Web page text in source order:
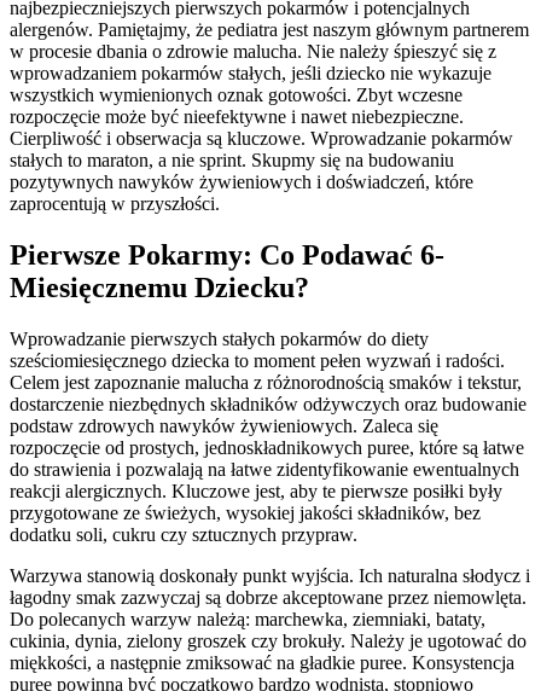
najbezpieczniejszych pierwszych pokarmów i potencjalnych
alergenów. Pamiętajmy, że pediatra jest naszym głównym partnerem
w procesie dbania o zdrowie malucha. Nie należy śpieszyć się z
wprowadzaniem pokarmów stałych, jeśli dziecko nie wykazuje
wszystkich wymienionych oznak gotowości. Zbyt wczesne
rozpoczęcie może być nieefektywne i nawet niebezpieczne.
Cierpliwość i obserwacja są kluczowe. Wprowadzanie pokarmów
stałych to maraton, a nie sprint. Skupmy się na budowaniu
pozytywnych nawyków żywieniowych i doświadczeń, które
zaprocentują w przyszłości.
Pierwsze Pokarmy: Co Podawać 6-
Miesięcznemu Dziecku?
Wprowadzanie pierwszych stałych pokarmów do diety
sześciomiesięcznego dziecka to moment pełen wyzwań i radości.
Celem jest zapoznanie malucha z różnorodnością smaków i tekstur,
dostarczenie niezbędnych składników odżywczych oraz budowanie
podstaw zdrowych nawyków żywieniowych. Zaleca się
rozpoczęcie od prostych, jednoskładnikowych puree, które są łatwe
do strawienia i pozwalają na łatwe zidentyfikowanie ewentualnych
reakcji alergicznych. Kluczowe jest, aby te pierwsze posiłki były
przygotowane ze świeżych, wysokiej jakości składników, bez
dodatku soli, cukru czy sztucznych przypraw.
Warzywa stanowią doskonały punkt wyjścia. Ich naturalna słodycz i
łagodny smak zazwyczaj są dobrze akceptowane przez niemowlęta.
Do polecanych warzyw należą: marchewka, ziemniaki, bataty,
cukinia, dynia, zielony groszek czy brokuły. Należy je ugotować do
miękkości, a następnie zmiksować na gładkie puree. Konsystencja
puree powinna być początkowo bardzo wodnista, stopniowo